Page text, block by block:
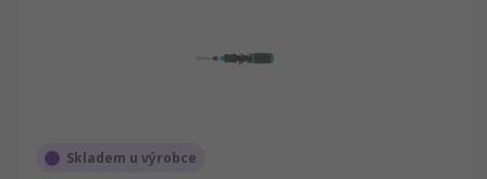
Skladem u výrobce